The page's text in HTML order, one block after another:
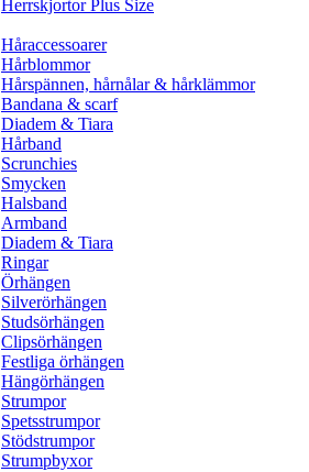
Herrskjortor Plus Size
Håraccessoarer
Hårblommor
Hårspännen, hårnålar & hårklämmor
Bandana & scarf
Diadem & Tiara
Hårband
Scrunchies
Smycken
Halsband
Armband
Diadem & Tiara
Ringar
Örhängen
Silverörhängen
Studsörhängen
Clipsörhängen
Festliga örhängen
Hängörhängen
Strumpor
Spetsstrumpor
Stödstrumpor
Strumpbyxor